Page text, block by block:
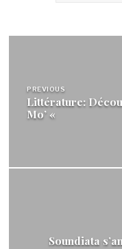
de
l’article
PREVIOUS
Littérature:
Mo’ «
Soundiata